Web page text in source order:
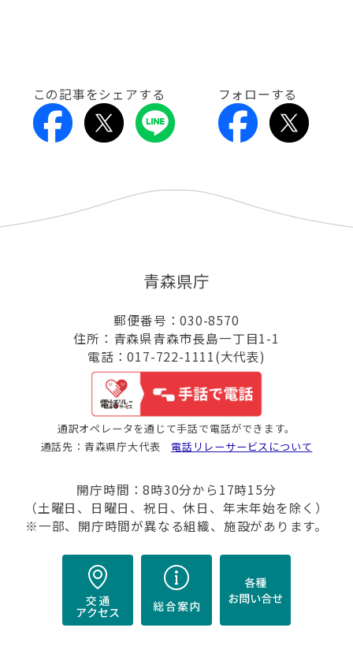
この記事をシェアする フォローする
青森県庁
郵便番号：030-8570
住所：青森県青森市長島一丁目1-1
電話：017-722-1111(大代表)
通訳オペレータを通じて手話で電話ができます。
通話先：青森県庁大代表 電話リレーサービスについて
開庁時間：8時30分から17時15分
（土曜日、日曜日、祝日、休日、年末年始を除く）
※一部、開庁時間が異なる組織、施設があります。